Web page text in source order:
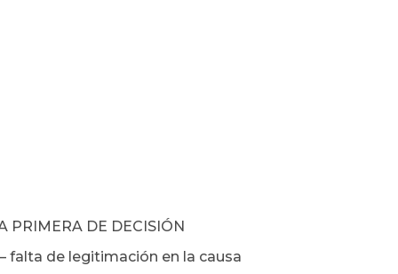
PRIMERA DE DECISIÓN
falta de legitimación en la causa